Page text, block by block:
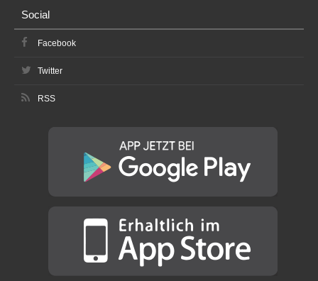
Social
Facebook
Twitter
RSS